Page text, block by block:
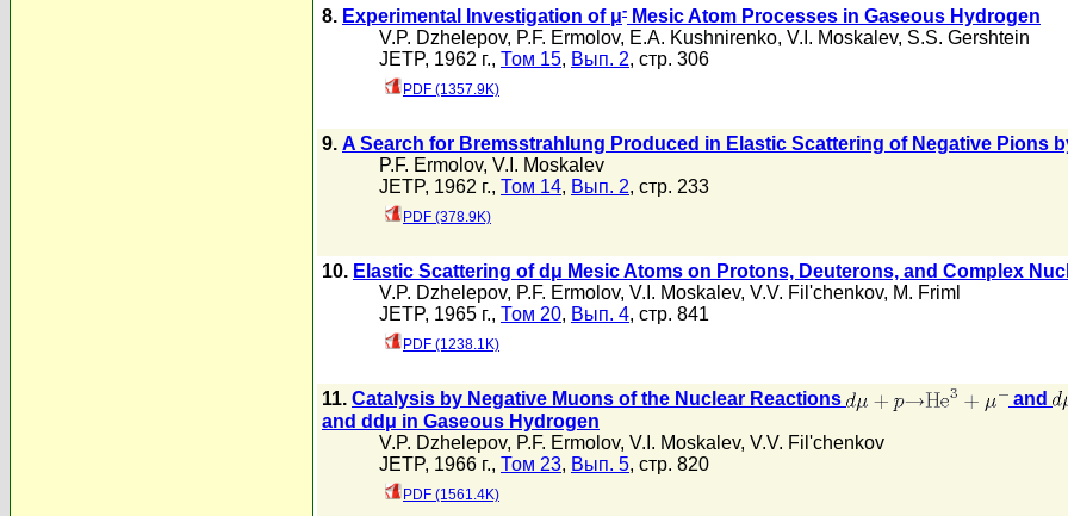
8. Experimental Investigation of μ- Mesic Atom Processes in Gaseous Hydrogen
V.P. Dzhelepov, P.F. Ermolov, E.A. Kushnirenko, V.I. Moskalev, S.S. Gershtein
JETP, 1962 г., Том 15, Вып. 2, стр. 306
PDF (1357.9K)
9. A Search for Bremsstrahlung Produced in Elastic Scattering of Negative Pions
P.F. Ermolov, V.I. Moskalev
JETP, 1962 г., Том 14, Вып. 2, стр. 233
PDF (378.9K)
10. Elastic Scattering of dμ Mesic Atoms on Protons, Deuterons, and Complex
V.P. Dzhelepov, P.F. Ermolov, V.I. Moskalev, V.V. Fil'chenkov, M. Friml
JETP, 1965 г., Том 20, Вып. 4, стр. 841
PDF (1238.1K)
11. Catalysis by Negative Muons of the Nuclear Reactions
and
and ddμ in Gaseous Hydrogen
V.P. Dzhelepov, P.F. Ermolov, V.I. Moskalev, V.V. Fil'chenkov
JETP, 1966 г., Том 23, Вып. 5, стр. 820
PDF (1561.4K)